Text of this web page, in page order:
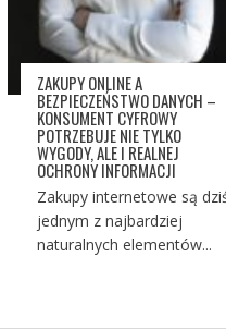
ZAKUPY ONLINE A
BEZPIECZEŃSTWO DANYCH –
KONSUMENT CYFROWY
POTRZEBUJE NIE TYLKO
WYGODY, ALE I REALNEJ
OCHRONY INFORMACJI
Zakupy internetowe są
jednym z najbardziej
naturalnych elementów...